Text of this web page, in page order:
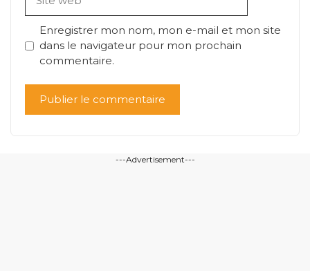
web
Enregistrer mon nom, mon e-mail et mon site
dans le navigateur pour mon prochain
commentaire.
---Advertisement---